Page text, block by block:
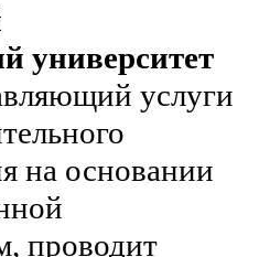
университет
услуги
на основании
проводит